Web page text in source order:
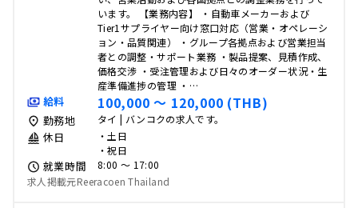
います。 【業務内容】 ・自動車メーカーおよび
Tier1サプライヤー向け窓口対応（営業・オペレーシ
ョン・品質関連） ・グループ各拠点および営業担当
者との調整・サポート業務 ・製品提案、見積作成、
価格交渉 ・受注管理および日々のオーダー状況・生
産準備進捗の管理 ・…
給料 100,000 〜 120,000 (THB)
勤務地 タイ | バンコクの求人です。
休日
・土日
・祝日
就業時間
8:00 〜 17:00
求人掲載元Reeracoen Thailand